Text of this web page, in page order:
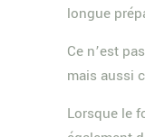
longue
Ce n’est
mais aussi
Lorsque le